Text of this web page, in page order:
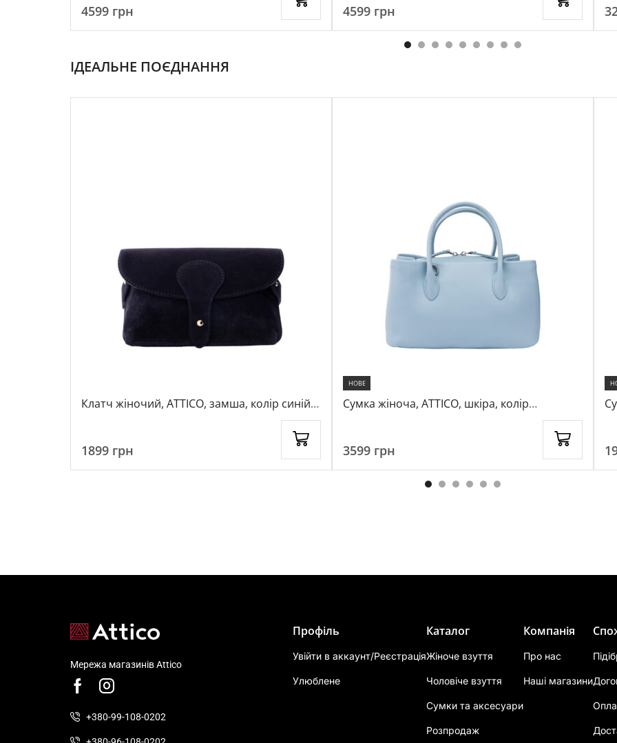
4599 грн 4599 грн
ІДЕАЛЬНЕ ПОЄДНАННЯ
Клатч жіночий, ATTICO, замша, колір синій,
1899 грн
НОВЕ
Сумка жіноча, ATTICO, шкіра, колір
3599 грн
Мережа магазинів Attico
+380-99-108-0202
Профіль
Увійти в аккаунт/Реєстрація
Улюблене
Каталог
Жіноче взуття
Чоловіче взуття
Сумки та аксесуари
Розпродаж
Компанія
Про нас
Наші магазини